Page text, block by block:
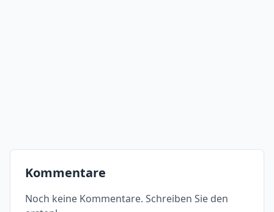
Kommentare
Noch keine Kommentare. Schreiben Sie den